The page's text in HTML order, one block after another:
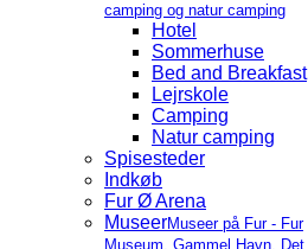
camping og natur camping
Hotel
Sommerhuse
Bed and Breakfast
Lejrskole
Camping
Natur camping
Spisesteder
Indkøb
Fur Ø Arena
MuseerMuseer på Fur - Fur
Museum, Gammel Havn, Det